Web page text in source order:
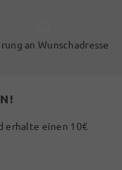
an Wunschadresse
erhalte einen 10€